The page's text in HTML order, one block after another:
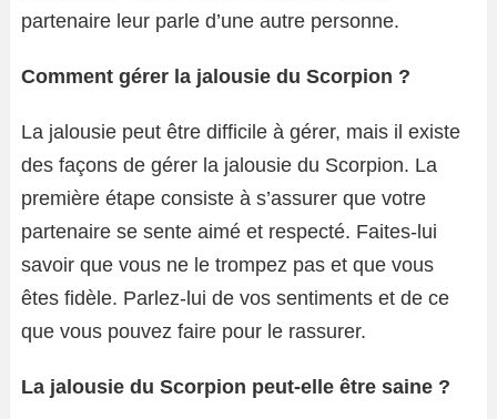
partenaire leur parle d’une autre personne.
Comment gérer la jalousie du Scorpion ?
La jalousie peut être difficile à gérer, mais il existe
des façons de gérer la jalousie du Scorpion. La
première étape consiste à s’assurer que votre
partenaire se sente aimé et respecté. Faites-lui
savoir que vous ne le trompez pas et que vous
êtes fidèle. Parlez-lui de vos sentiments et de ce
que vous pouvez faire pour le rassurer.
La jalousie du Scorpion peut-elle être saine ?